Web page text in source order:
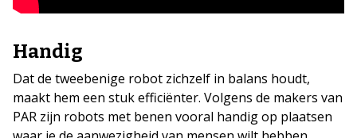
Handig
Dat de tweebenige robot zichzelf in balans houdt,
maakt hem een stuk efficiënter. Volgens de makers van
PAR zijn robots met benen vooral handig op plaatsen